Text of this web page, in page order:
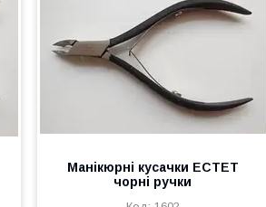
Манікюрні кусачки ЕСТЕТ
чорні ручки